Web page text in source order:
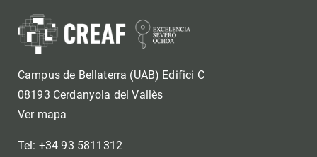
Campus de Bellaterra (UAB) Edifici C
08193 Cerdanyola del Vallès
Ver mapa
Tel: +34 93 5811312